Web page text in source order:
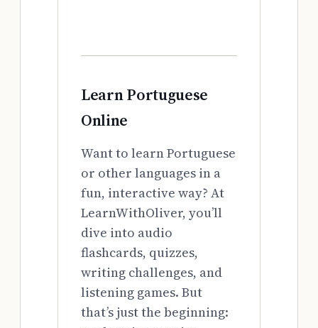
Learn Portuguese
Online
Want to learn Portuguese
or other languages in a
fun, interactive way? At
LearnWithOliver, you’ll
dive into audio
flashcards, quizzes,
writing challenges, and
listening games. But
that’s just the beginning: